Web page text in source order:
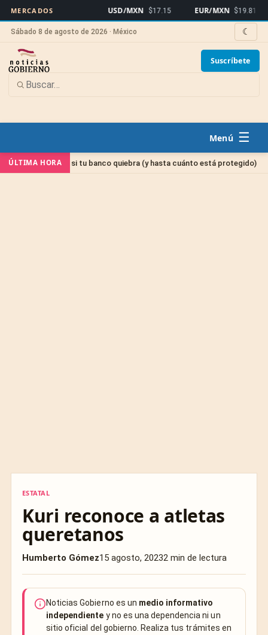
MERCADOS USD/MXN $17.15 EUR/MXN $19.81
Sábado 8 de agosto de 2026 · México ☾
Suscríbete
☰
ÚLTIMA HORA
si tu banco quiebra (y hasta cuánto está protegido) Sin
ESTATAL
Kuri reconoce a atletas
queretanos
Humberto Gómez15 agosto, 20232 min de lectura
Noticias Gobierno es un medio informativo
independiente y no es una dependencia ni un
sitio oficial del gobierno. Realiza tus trámites en